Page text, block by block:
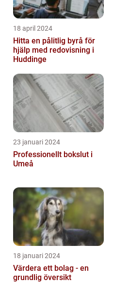
18 april 2024
Hitta en pålitlig byrå för
hjälp med redovisning i
Huddinge
23 januari 2024
Professionellt bokslut i
Umeå
18 januari 2024
Värdera ett bolag - en
grundlig översikt